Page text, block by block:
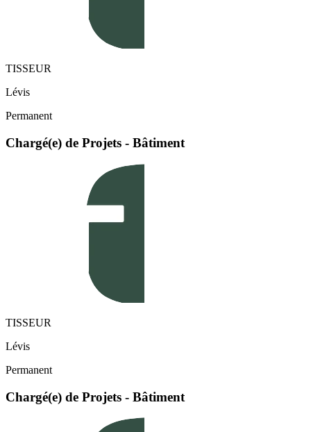
TISSEUR
Lévis
Permanent
Chargé(e) de Projets - Bâtiment
TISSEUR
Lévis
Permanent
Chargé(e) de Projets - Bâtiment